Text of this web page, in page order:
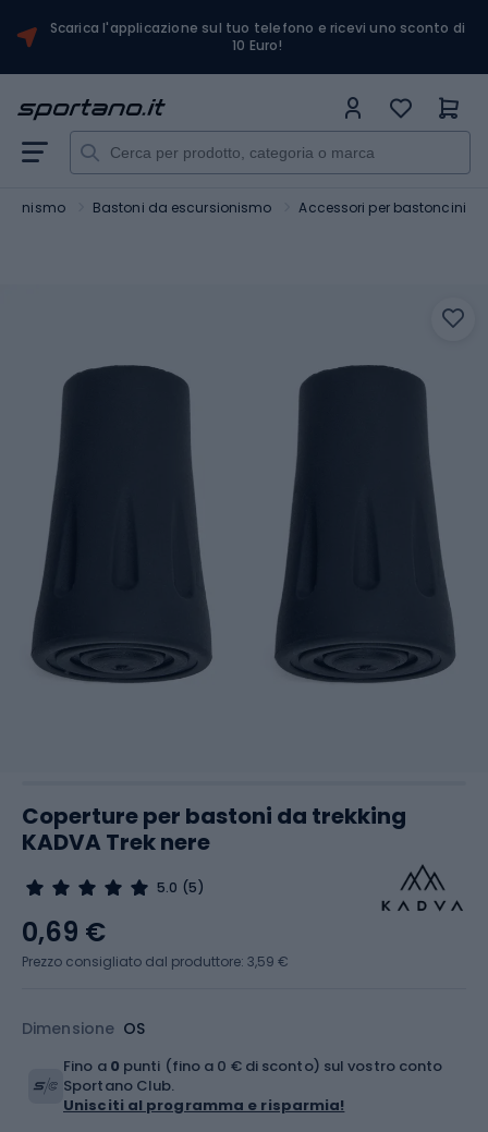
Scarica l'applicazione sul tuo telefono e ricevi uno sconto di
10 Euro!
Bastoni da escursionismo Accessori per bastoncini
Coperture per bastoni da trekking
KADVA Trek nere
5.0 (5)
Dimensione OS
0,69 €
Prezzo consigliato dal produttore: 3,59 €
Fino a 0 punti (fino a 0 € di sconto) sul vostro conto
Sportano Club.
Unisciti al programma e risparmia!